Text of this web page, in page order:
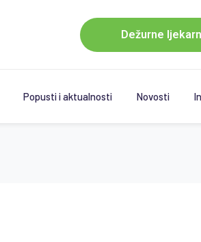
Dežurne
Popusti i aktualnosti Novosti